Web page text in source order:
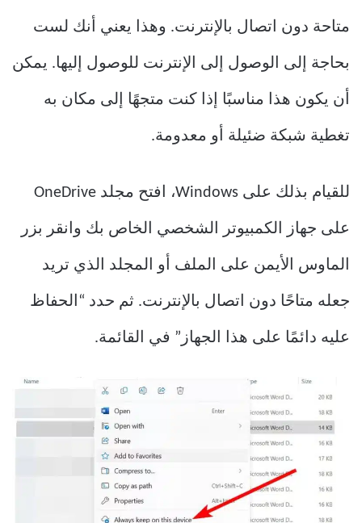
متاحة دون اتصال بالإنترنت. وهذا يعني أنك لست
بحاجة إلى الوصول إلى الإنترنت للوصول إليها. يمكن
أن يكون هذا مناسبًا إذا كنت متجهًا إلى مكان به
تغطية شبكة ضئيلة أو معدومة.
للقيام بذلك على Windows، افتح مجلد OneDrive
على جهاز الكمبيوتر الشخصي الخاص بك وانقر بزر
الماوس الأيمن على الملف أو المجلد الذي تريد
جعله متاحًا دون اتصال بالإنترنت. ثم حدد “الحفاظ
عليه دائمًا على هذا الجهاز” في القائمة.